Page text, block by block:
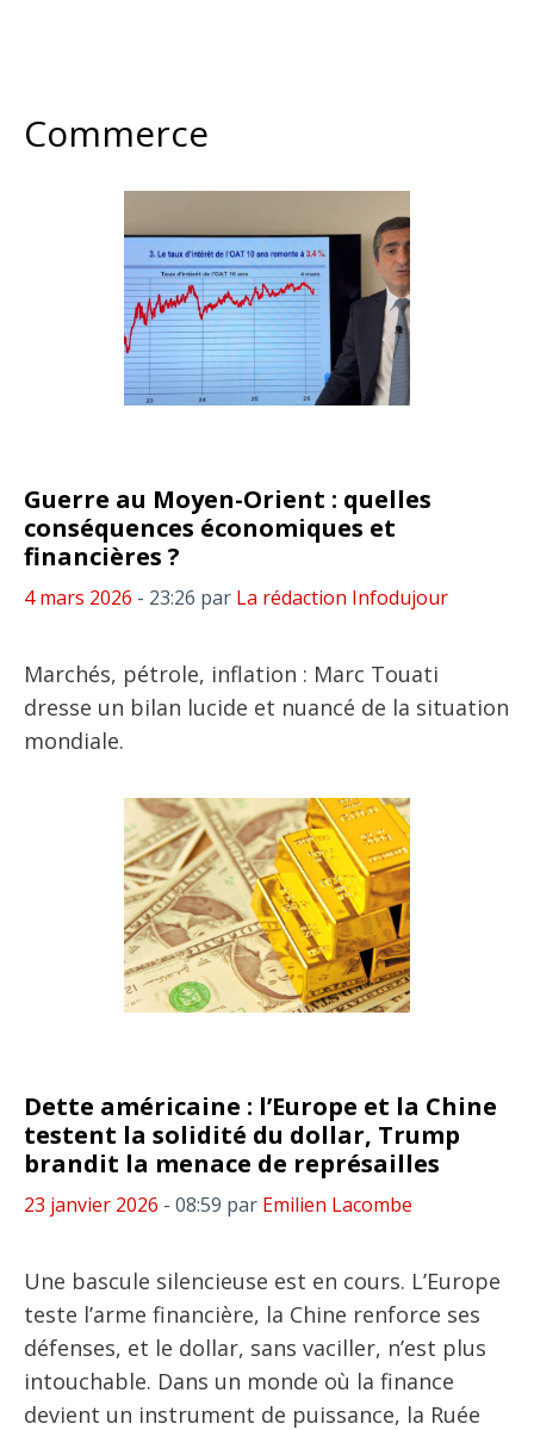
Commerce
Guerre au Moyen-Orient : quelles
conséquences économiques et
financières ?
4 mars 2026 - 23:26 par La rédaction Infodujour
Marchés, pétrole, inflation : Marc Touati
dresse un bilan lucide et nuancé de la situation
mondiale.
Dette américaine : l’Europe et la Chine
testent la solidité du dollar, Trump
brandit la menace de représailles
23 janvier 2026 - 08:59 par Emilien Lacombe
Une bascule silencieuse est en cours. L’Europe
teste l’arme financière, la Chine renforce ses
défenses, et le dollar, sans vaciller, n’est plus
intouchable. Dans un monde où la finance
devient un instrument de puissance, la Ruée